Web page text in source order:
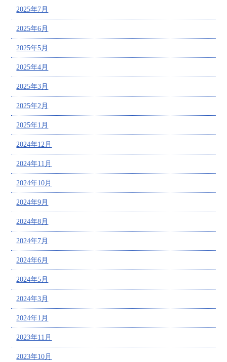
2025年7月
2025年6月
2025年5月
2025年4月
2025年3月
2025年2月
2025年1月
2024年12月
2024年11月
2024年10月
2024年9月
2024年8月
2024年7月
2024年6月
2024年5月
2024年3月
2024年1月
2023年11月
2023年10月